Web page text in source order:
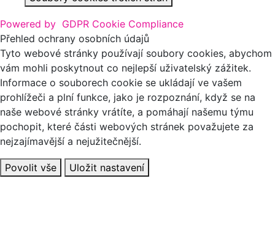
Powered by GDPR Cookie Compliance
Přehled ochrany osobních údajů
Tyto webové stránky používají soubory cookies, abychom
vám mohli poskytnout co nejlepší uživatelský zážitek.
Informace o souborech cookie se ukládají ve vašem
prohlížeči a plní funkce, jako je rozpoznání, když se na
naše webové stránky vrátíte, a pomáhají našemu týmu
pochopit, které části webových stránek považujete za
nejzajímavější a nejužitečnější.
Povolit vše Uložit nastavení